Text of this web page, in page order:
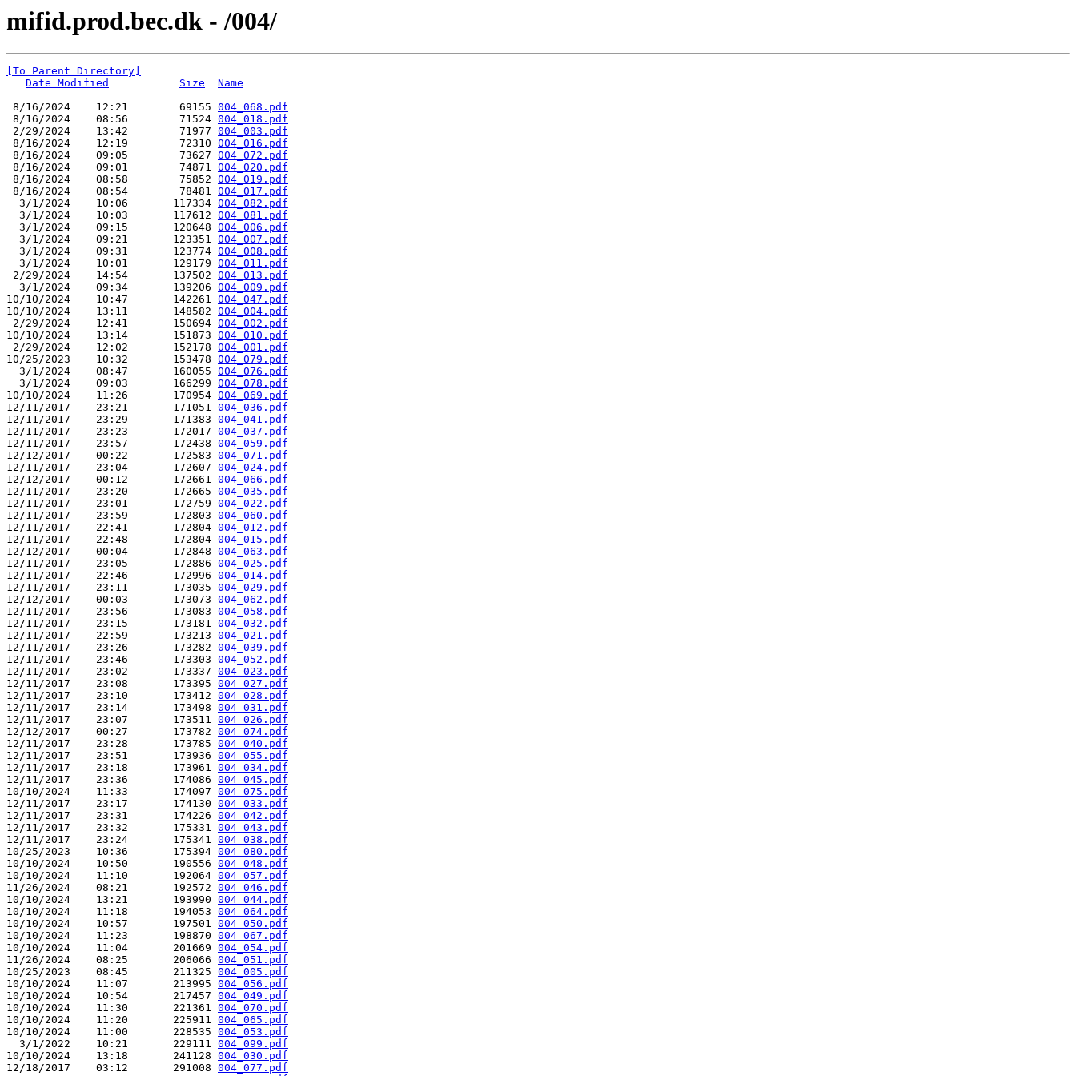
mifid.prod.bec.dk - /004/
[To Parent Directory]
Date Modified
Size
Name
8/16/2024    12:21        69155 004_068.pdf
8/16/2024    08:56        71524 004_018.pdf
2/29/2024    13:42        71977 004_003.pdf
8/16/2024    12:19        72310 004_016.pdf
8/16/2024    09:05        73627 004_072.pdf
8/16/2024    09:01        74871 004_020.pdf
8/16/2024    08:58        75852 004_019.pdf
8/16/2024    08:54        78481 004_017.pdf
3/1/2024    10:06       117334 004_082.pdf
3/1/2024    10:03       117612 004_081.pdf
3/1/2024    09:15       120648 004_006.pdf
3/1/2024    09:21       123351 004_007.pdf
3/1/2024    09:31       123774 004_008.pdf
3/1/2024    10:01       129179 004_011.pdf
2/29/2024    14:54       137502 004_013.pdf
3/1/2024    09:34       139206 004_009.pdf
10/10/2024    10:47       142261 004_047.pdf
10/10/2024    13:11       148582 004_004.pdf
2/29/2024    12:41       150694 004_002.pdf
10/10/2024    13:14       151873 004_010.pdf
2/29/2024    12:02       152178 004_001.pdf
10/25/2023    10:32       153478 004_079.pdf
3/1/2024    08:47       160055 004_076.pdf
3/1/2024    09:03       166299 004_078.pdf
10/10/2024    11:26       170954 004_069.pdf
12/11/2017    23:21       171051 004_036.pdf
12/11/2017    23:29       171383 004_041.pdf
12/11/2017    23:23       172017 004_037.pdf
12/11/2017    23:57       172438 004_059.pdf
12/12/2017    00:22       172583 004_071.pdf
12/11/2017    23:04       172607 004_024.pdf
12/12/2017    00:12       172661 004_066.pdf
12/11/2017    23:20       172665 004_035.pdf
12/11/2017    23:01       172759 004_022.pdf
12/11/2017    23:59       172803 004_060.pdf
12/11/2017    22:41       172804 004_012.pdf
12/11/2017    22:48       172804 004_015.pdf
12/12/2017    00:04       172848 004_063.pdf
12/11/2017    23:05       172886 004_025.pdf
12/11/2017    22:46       172996 004_014.pdf
12/11/2017    23:11       173035 004_029.pdf
12/12/2017    00:03       173073 004_062.pdf
12/11/2017    23:56       173083 004_058.pdf
12/11/2017    23:15       173181 004_032.pdf
12/11/2017    22:59       173213 004_021.pdf
12/11/2017    23:26       173282 004_039.pdf
12/11/2017    23:46       173303 004_052.pdf
12/11/2017    23:02       173337 004_023.pdf
12/11/2017    23:08       173395 004_027.pdf
12/11/2017    23:10       173412 004_028.pdf
12/11/2017    23:14       173498 004_031.pdf
12/11/2017    23:07       173511 004_026.pdf
12/12/2017    00:27       173782 004_074.pdf
12/11/2017    23:28       173785 004_040.pdf
12/11/2017    23:51       173936 004_055.pdf
12/11/2017    23:18       173961 004_034.pdf
12/11/2017    23:36       174086 004_045.pdf
10/10/2024    11:33       174097 004_075.pdf
12/11/2017    23:17       174130 004_033.pdf
12/11/2017    23:31       174226 004_042.pdf
12/11/2017    23:32       175331 004_043.pdf
12/11/2017    23:24       175341 004_038.pdf
10/25/2023    10:36       175394 004_080.pdf
10/10/2024    10:50       190556 004_048.pdf
10/10/2024    11:10       192064 004_057.pdf
11/26/2024    08:21       192572 004_046.pdf
10/10/2024    13:21       193990 004_044.pdf
10/10/2024    11:18       194053 004_064.pdf
10/10/2024    10:57       197501 004_050.pdf
10/10/2024    11:23       198870 004_067.pdf
10/10/2024    11:04       201669 004_054.pdf
11/26/2024    08:25       206066 004_051.pdf
10/25/2023    08:45       211325 004_005.pdf
10/10/2024    11:07       213995 004_056.pdf
10/10/2024    10:54       217457 004_049.pdf
10/10/2024    11:30       221361 004_070.pdf
10/10/2024    11:20       225911 004_065.pdf
10/10/2024    11:00       228535 004_053.pdf
3/1/2022    10:21       229111 004_099.pdf
10/10/2024    13:18       241128 004_030.pdf
12/18/2017    03:12       291008 004_077.pdf